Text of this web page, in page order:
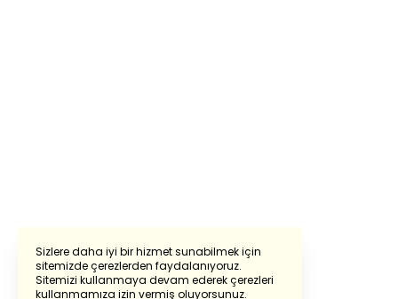
Sizlere daha iyi bir hizmet sunabilmek için
sitemizde çerezlerden faydalanıyoruz.
Sitemizi kullanmaya devam ederek çerezleri
kullanmamıza izin vermiş oluyorsunuz.
Powered by Translate